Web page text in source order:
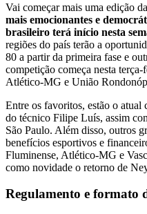
Vai começar mais uma edição
mais emocionantes e
brasileiro terá início nesta
regiões do país terão a
80 a partir da primeira fase e
competição começa nesta
Atlético-MG e União
Entre os favoritos, estão o atual
do técnico Filipe Luís, assim
São Paulo. Além disso, outros
benefícios esportivos e
Fluminense, Atlético-MG e
como novidade o retorno de
Regulamento e formato